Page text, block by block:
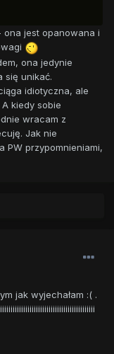
ona jest opanowana i
ona jedynie
się unikać.
idiotyczna, ale
kiedy sobie
wracam z
Jak nie
PW przypomnieniami,
jak wyjechałam :( .